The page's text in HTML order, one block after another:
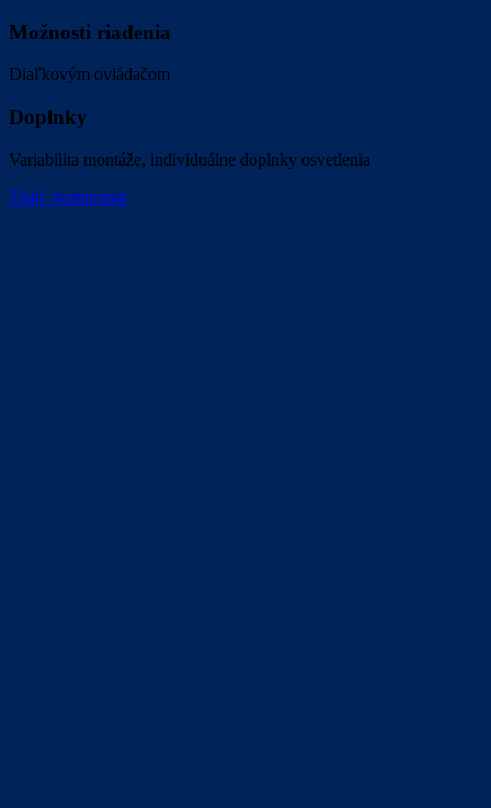
Možnosti riadenia
Diaľkovým ovládačom
Doplnky
Variabilita montáže, individuálne doplnky osvetlenia
Zistiť dostupnosť